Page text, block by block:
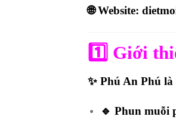
🌐Website:
1️⃣ Giới
✨ Phú An Phú là
🔹 Phun muỗi